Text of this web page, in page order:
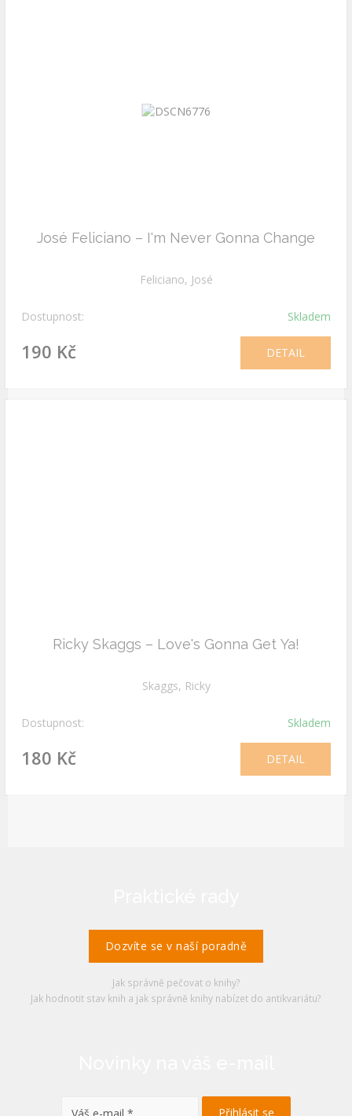
José Feliciano ‎– I'm Never Gonna Change
Feliciano, José
Dostupnost: Skladem
190 Kč DETAIL
Ricky Skaggs – Love's Gonna Get Ya!
Skaggs, Ricky
Dostupnost: Skladem
180 Kč DETAIL
Dozvíte se v naší poradně
Jak správně pečovat o knihy?
Jak hodnotit stav knih a jak správně knihy nabízet do antikvariátu?